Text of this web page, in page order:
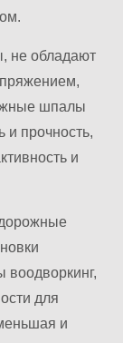
не обладают
шпалы
и прочность,
и
воодворкинг,
для
и